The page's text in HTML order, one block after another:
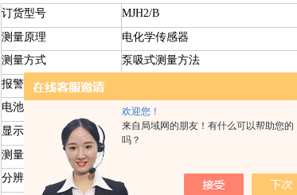
欢迎您！
来自局域网的朋友！有什么可以帮助您的
吗？
订货型号
MJH2/B
测量原理
电化学传感器
测量方式
泵吸式测量方法
报警点设置
电池电量显示
实时显示电池电量
显示与声光报警
高亮数字显示，报警声级80dB
测量范围
分辨率